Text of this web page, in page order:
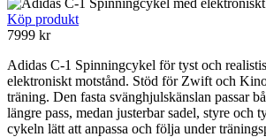
Köp produkt
7999 kr
Adidas C-1 Spinningcykel för tyst och
elektroniskt motstånd. Stöd för Zwift och
träning. Den fasta svänghjulskänslan passar
längre pass, medan justerbar sadel, styre och
cykeln lätt att anpassa och följa under